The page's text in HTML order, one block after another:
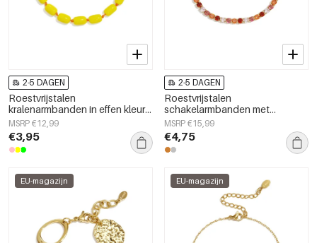
2-5 DAGEN
Roestvrijstalen
kralenarmbanden in effen kleur,
eenvoudige dagelijkse serie,
damessieraden
MSRP €12,99
€3,95
2-5 DAGEN
Roestvrijstalen
schakelarmbanden met
geometrische vormen,
eenvoudige, alledaagse serie,
damessieraden
MSRP €15,99
€4,75
EU-magazijn EU-magazijn